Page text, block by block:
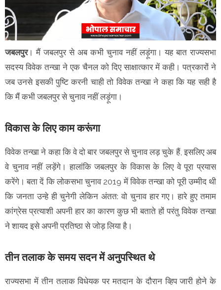
जबलपुर। मैं जबलपुर से अब कभी चुनाव नहीं लड़ूंगा। यह बात राज्यसभा
सदस्य विवेक तन्खा ने एक चैनल को दिए साक्षात्कार में कही। पत्रकारों ने
जब उनसे इसकी पुष्टि करनी चाही तो विवेक तन्खा ने कहा कि यह सही है
कि मैं कभी जबलपुर से चुनाव नहीं लड़ूंगा।
विकास के लिए काम करूंगा
विवेक तन्खा ने कहा कि वे दो बार जबलपुर से चुनाव लड़ चुके हैं, इसलिए अब
वे चुनाव नहीं लड़ेंगे। हालांकि जबलपुर के विकास के लिए वे पूरा प्रयास
करेंगे। बता दें कि लोकसभा चुनाव 2019 में विवेक तन्खा को पूरी उम्मीद थी
कि जनता उन्हे ही चुनेगी लेकिन अंतत: वो चुनाव हार गए। हारे हुए तमाम
कांग्रेस प्रत्याशी अपनी हार का कारण कुछ भी बताते हों परंतु विवेक तन्खा
ने शायद इसे अपनी प्रतिष्ठा से जोड़ लिया है।
तीन तलाक के समय सदन में अनुपस्थित थे
राज्यसभा में तीन तलाक विधेयक पर मतदान के दौरान व्हिप जारी होने के